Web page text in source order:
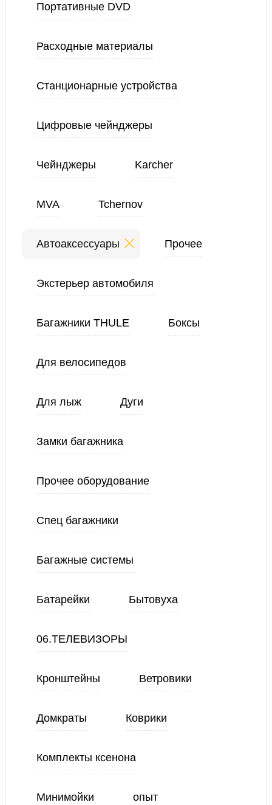
Портативные DVD
Расходные материалы
Станционарные устройства
Цифровые чейнджеры
Чейнджеры Karcher
MVA Tchernov
Автоаксессуары Прочее
Экстерьер автомобиля
Багажники THULE Боксы
Для велосипедов
Для лыж Дуги
Замки багажника
Прочее оборудование
Спец багажники
Багажные системы
Батарейки Бытовуха
06.ТЕЛЕВИЗОРЫ
Кронштейны Ветровики
Домкраты Коврики
Комплекты ксенона
Минимойки опыт